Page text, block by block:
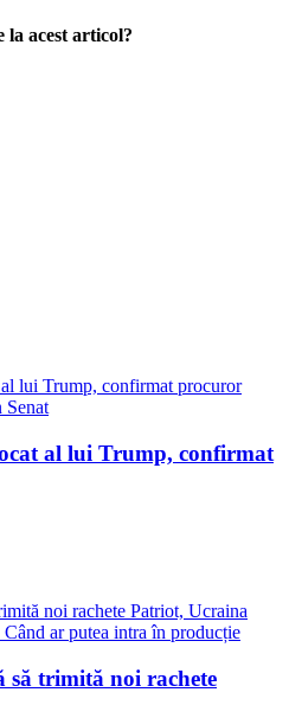
la acest articol?
al lui Trump, confirmat
să trimită noi rachete